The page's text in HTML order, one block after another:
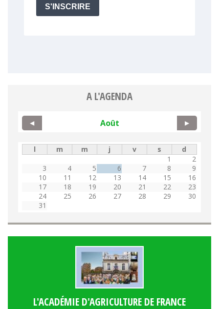
A L'AGENDA
Août
◀ ▶
l m m j v s
d
1
2
3
4 5 6 7 8
9
10
11 12 13 14 15
16
17
18 19 20 21 22
23
24
25 26 27 28 29
30
31
L'ACADÉMIE D'AGRICULTURE DE FRANCE